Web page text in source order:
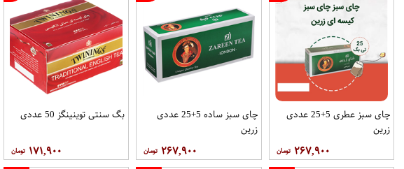
چای سبز عطری 5+25 عددی
زرین
۲۶۷,۹۰۰
چای سبز ساده 5+25 عددی
زرین
۲۶۷,۹۰۰
بگ سنتی توینینگز 50 عددی
۱۷۱,۹۰۰